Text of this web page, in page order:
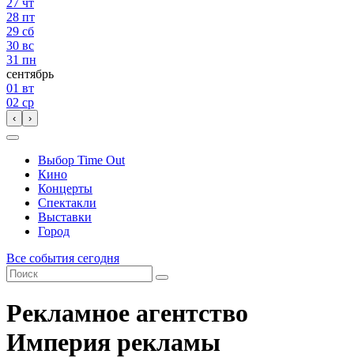
27 чт
28 пт
29 сб
30 вс
31 пн
сентябрь
01 вт
02 ср
‹ ›
Выбор Time Out
Кино
Концерты
Спектакли
Выставки
Город
Все события сегодня
Рекламное агентство
Империя рекламы